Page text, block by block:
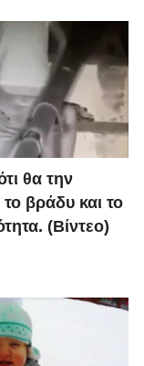
θα την
βράδυ και το
(Βίντεο)